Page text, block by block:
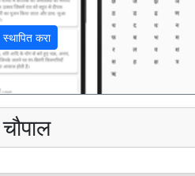
स्थापित करा
चौपाल